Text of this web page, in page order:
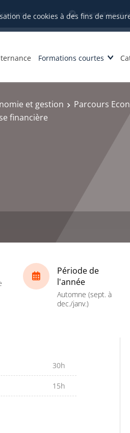
de cookies à des fins de
Orientation et
Formations courtes
et gestion
Parcours
financière
Période de
l'année
Automne (sept. à
dec./janv.)
30h
15h